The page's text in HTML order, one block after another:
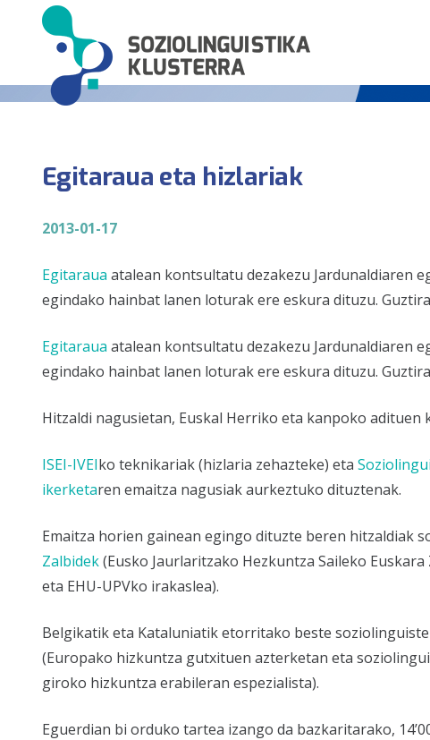
Egitaraua eta hizlariak
2013-01-17
Egitaraua atalean kontsultatu dezakezu Jardunaldiaren
egindako hainbat lanen loturak ere eskura dituzu.
Egitaraua atalean kontsultatu dezakezu Jardunaldiaren
egindako hainbat lanen loturak ere eskura dituzu.
Hitzaldi nagusietan, Euskal Herriko eta kanpoko adituen
ISEI-IVEIko teknikariak (hizlaria zehazteke) eta
ikerketaren emaitza nagusiak aurkeztuko dituztenak.
Emaitza horien gainean egingo dituzte beren hitzaldiak
Zalbidek(Eusko Jaurlaritzako Hezkuntza Saileko
eta EHU-UPVko irakaslea).
Belgikatik eta Kataluniatik etorritako beste
(Europako hizkuntza gutxituen azterketan eta
giroko hizkuntza erabileran espezialista).
Eguerdian bi orduko tartea izango da bazkaritarako,